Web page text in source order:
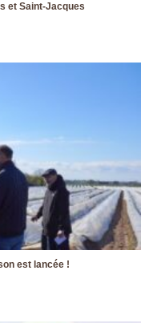
et Saint-Jacques
est lancée !